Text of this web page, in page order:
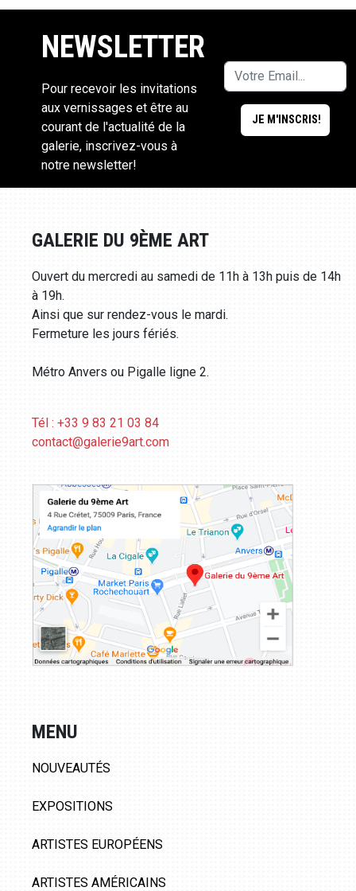
NEWSLETTER
Pour recevoir les invitations
aux vernissages et être au
courant de l'actualité de la
galerie, inscrivez-vous à
notre newsletter!
GALERIE DU 9ÈME ART
Ouvert du mercredi au samedi de 11h à 13h puis de 14h
à 19h.
Ainsi que sur rendez-vous le mardi.
Fermeture les jours fériés.
Métro Anvers ou Pigalle ligne 2.
Tél : +33 9 83 21 03 84
contact@galerie9art.com
MENU
NOUVEAUTÉS
EXPOSITIONS
ARTISTES EUROPÉENS
ARTISTES AMÉRICAINS